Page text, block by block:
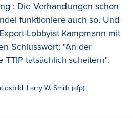
: Die Verhandlungen schon
funktioniere auch so. Und
Lobbyist Kampmann mit
Schlusswort: "An der
TTIP tatsächlich scheitern".
Larry W. Smith (afp)